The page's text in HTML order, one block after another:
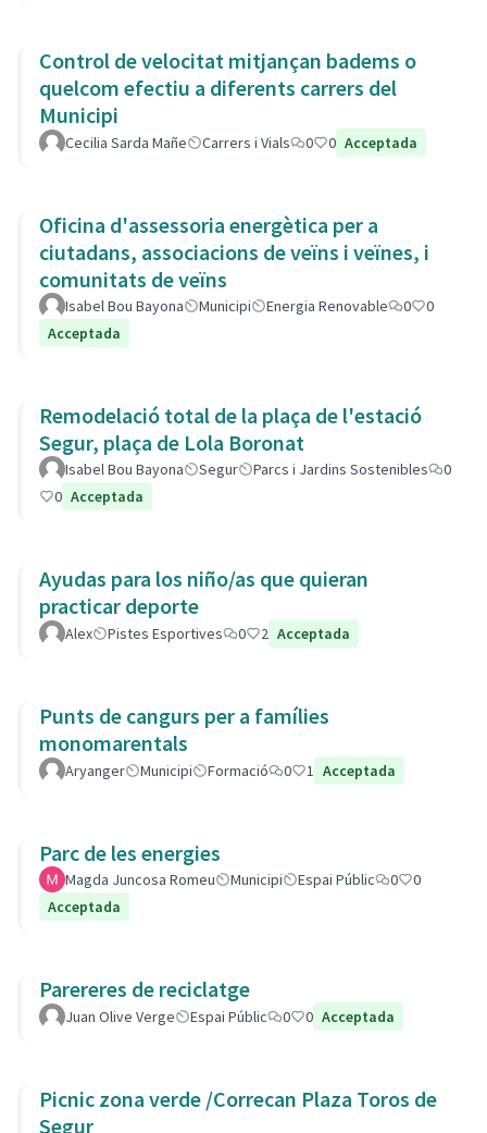
Control de velocitat mitjançan badems o
quelcom efectiu a diferents carrers del
Municipi
Cecilia Sarda Mañe Carrers i Vials 0 0 Acceptada
Oficina d'assessoria energètica per a
ciutadans, associacions de veïns i veïnes, i
comunitats de veïns
Isabel Bou Bayona Municipi Energia Renovable 0
0
Acceptada
Remodelació total de la plaça de l'estació
Segur, plaça de Lola Boronat
Isabel Bou Bayona Segur Parcs i Jardins Sostenibles
0
0 Acceptada
Ayudas para los niño/as que quieran
practicar deporte
Alex Pistes Esportives 0 2 Acceptada
Punts de cangurs per a famílies
monomarentals
Aryanger Municipi Formació 0 1 Acceptada
Parc de les energies
Magda Juncosa Romeu Municipi Espai Públic 0
0
Acceptada
Parereres de reciclatge
Juan Olive Verge Espai Públic 0 0 Acceptada
Picnic zona verde /Correcan Plaza Toros de
Segur